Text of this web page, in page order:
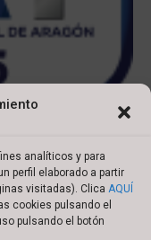
analíticos y para
perfil elaborado a partir
visitadas). Clica AQUÍ
cookies pulsando el
pulsando el botón